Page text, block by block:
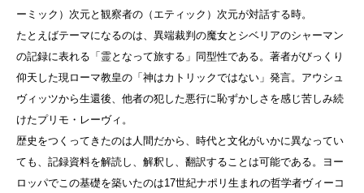
ーミック）次元と観察者の（エティック）次元が対話する時。
たとえばテーマになるのは、異端裁判の魔女とシベリアのシャーマン
の記録に表れる「霊となって旅する」同型性である。著者がびっくり
仰天した現ローマ教皇の「神はカトリックではない」発言。アウシュ
ヴィッツから生還後、他者の犯した悪行に恥ずかしさを感じ苦しみ続
けたプリモ・レーヴィ。
歴史をつくってきたのは人間だから、時代と文化がいかに異なってい
ても、記録資料を解読し、解釈し、翻訳することは可能である。ヨー
ロッパでこの基礎を築いたのは17世紀ナポリ生まれの哲学者ヴィーコ